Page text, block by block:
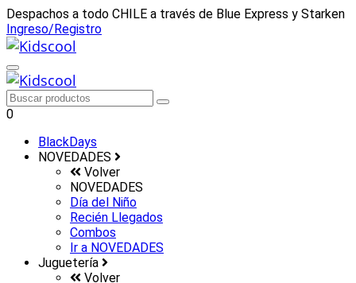
Despachos a todo CHILE a través de Blue Express y Starken
Ingreso/Registro
0
BlackDays
NOVEDADES
Volver
NOVEDADES
Día del Niño
Recién Llegados
Combos
Ir a NOVEDADES
Juguetería
Volver